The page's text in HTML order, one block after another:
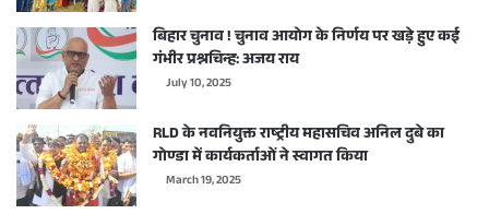
बिहार चुनाव ! चुनाव आयोग के निर्णय पर खड़े हुए कई
गंभीर प्रश्नचिन्ह: अजय राय
July 10, 2025
RLD के नवनियुक्त राष्ट्रीय महासचिव अनिल दुबे का
गोण्डा में कार्यकर्ताओं ने स्वागत किया
March 19, 2025